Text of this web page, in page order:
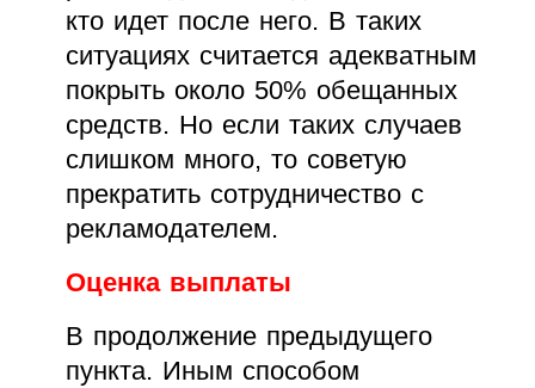
кто идет после него. В таких
ситуациях считается адекватным
покрыть около 50% обещанных
средств. Но если таких случаев
слишком много, то советую
прекратить сотрудничество с
рекламодателем.
Оценка выплаты
В продолжение предыдущего
пункта. Иным способом